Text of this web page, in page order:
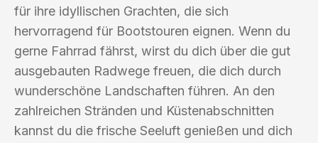
für ihre idyllischen Grachten, die sich
hervorragend für Bootstouren eignen. Wenn du
gerne Fahrrad fährst, wirst du dich über die gut
ausgebauten Radwege freuen, die dich durch
wunderschöne Landschaften führen. An den
zahlreichen Stränden und Küstenabschnitten
kannst du die frische Seeluft genießen und dich